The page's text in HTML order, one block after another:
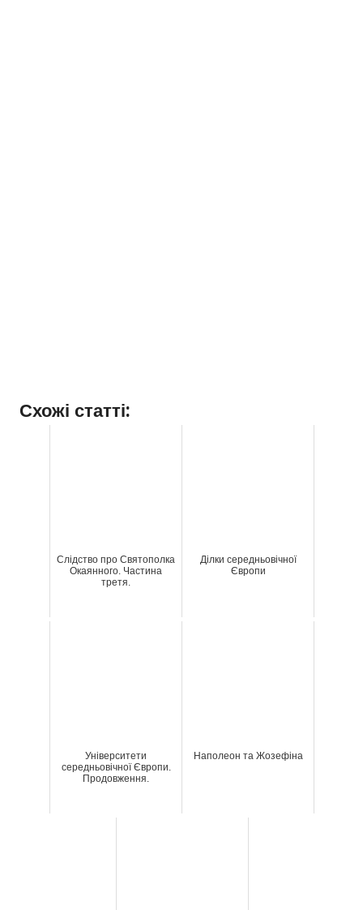
Схожі статті:
Слідство про Святополка
Окаянного. Частина
третя.
Ділки середньовічної
Європи
Університети
середньовічної Європи.
Продовження.
Наполеон та Жозефіна